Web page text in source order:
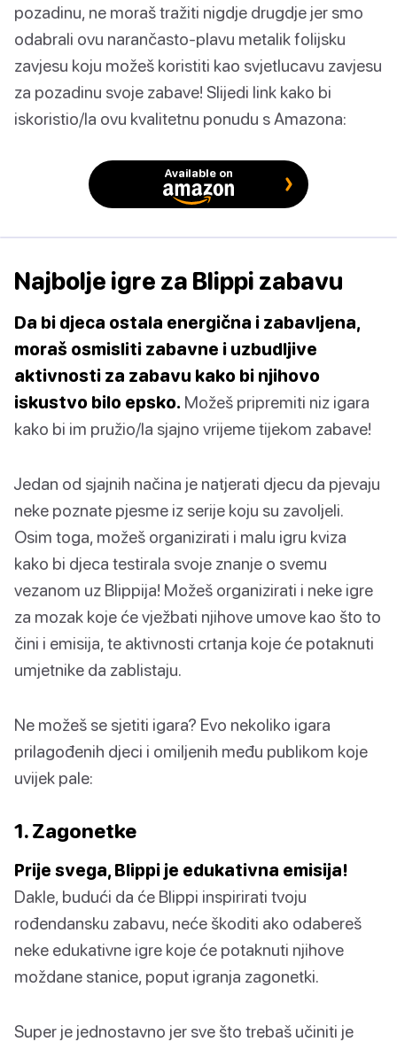
pozadinu, ne moraš tražiti nigdje drugdje jer smo
odabrali ovu narančasto-plavu metalik folijsku
zavjesu koju možeš koristiti kao svjetlucavu zavjesu
za pozadinu svoje zabave! Slijedi link kako bi
iskoristio/la ovu kvalitetnu ponudu s Amazona:
Available on
Najbolje igre za Blippi zabavu
Da bi djeca ostala energična i zabavljena,
moraš osmisliti zabavne i uzbudljive
aktivnosti za zabavu kako bi njihovo
iskustvo bilo epsko. Možeš pripremiti niz igara
kako bi im pružio/la sjajno vrijeme tijekom zabave!
Jedan od sjajnih načina je natjerati djecu da pjevaju
neke poznate pjesme iz serije koju su zavoljeli.
Osim toga, možeš organizirati i malu igru kviza
kako bi djeca testirala svoje znanje o svemu
vezanom uz Blippija! Možeš organizirati i neke igre
za mozak koje će vježbati njihove umove kao što to
čini i emisija, te aktivnosti crtanja koje će potaknuti
umjetnike da zablistaju.
Ne možeš se sjetiti igara? Evo nekoliko igara
prilagođenih djeci i omiljenih među publikom koje
uvijek pale:
1. Zagonetke
Prije svega, Blippi je edukativna emisija!
Dakle, budući da će Blippi inspirirati tvoju
rođendansku zabavu, neće škoditi ako odabereš
neke edukativne igre koje će potaknuti njihove
moždane stanice, poput igranja zagonetki.
Super je jednostavno jer sve što trebaš učiniti je